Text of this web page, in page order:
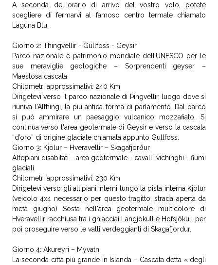
A seconda dell'orario di arrivo del vostro volo, potete
scegliere di fermarvi al famoso centro termale chiamato
Laguna Blu.
Giorno 2: Thingvellir - Gullfoss - Geysir
Parco nazionale e patrimonio mondiale dell’UNESCO per le
sue meraviglie geologiche – Sorprendenti geyser –
Maestosa cascata.
Chilometri approssimativi: 240 Km
Dirigetevi verso il parco nazionale di Þingvellir, luogo dove si
riuniva l'Althingi, la più antica forma di parlamento. Dal parco
si può ammirare un paesaggio vulcanico mozzafiato. Si
continua verso l'area geotermale di Geysir e verso la cascata
“d’oro” di origine glaciale chiamata appunto Gullfoss.
Giorno 3: Kjölur – Hveravellir – Skagafjörður
Altopiani disabitati - area geotermale - cavalli vichinghi - fiumi
glaciali.
Chilometri approssimativi: 230 Km
Dirigetevi verso gli altipiani interni lungo la pista interna Kjölur
(veicolo 4x4 necessario per questo tragitto, strada aperta da
metà giugno) Sosta nell'area geotermale multicolore di
Hveravellir racchiusa tra i ghiacciai Langjökull e Hofsjökull per
poi proseguire verso le valli verdeggianti di Skagafjordur.
Giorno 4: Akureyri – Mývatn
La seconda città più grande in Islanda – Cascata detta « degli